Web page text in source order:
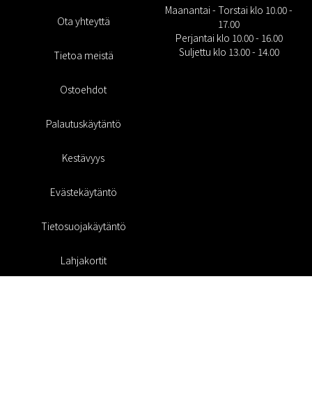
Ota yhteyttä
Tietoa meistä
Ostoehdot
Palautuskäytäntö
Kestävyys
Evästekäytäntö
Tietosuojakäytäntö
Lahjakortit
Maanantai - Torstai klo 10.00 -
17.00
Perjantai klo 10.00 - 16.00
Suljettu klo 13.00 - 14.00